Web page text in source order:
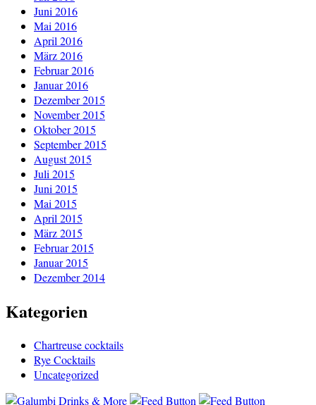
Juni 2016
Mai 2016
April 2016
März 2016
Februar 2016
Januar 2016
Dezember 2015
November 2015
Oktober 2015
September 2015
August 2015
Juli 2015
Juni 2015
Mai 2015
April 2015
März 2015
Februar 2015
Januar 2015
Dezember 2014
Kategorien
Chartreuse cocktails
Rye Cocktails
Uncategorized